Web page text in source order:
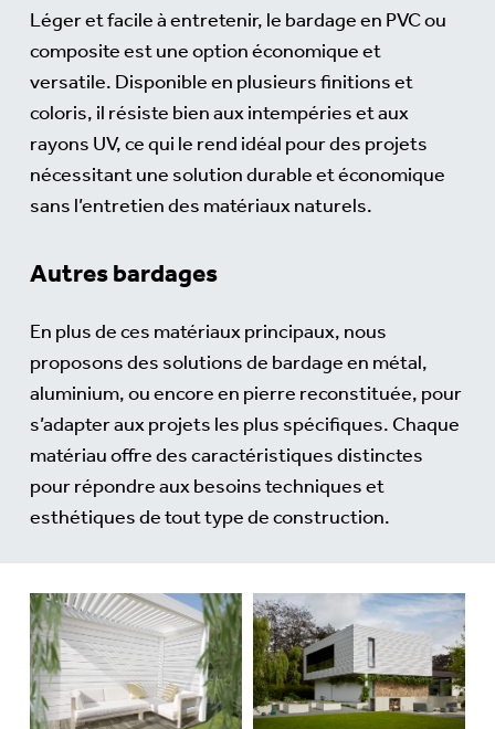
Léger et facile à entretenir, le bardage en PVC ou
composite est une option économique et
versatile. Disponible en plusieurs finitions et
coloris, il résiste bien aux intempéries et aux
rayons UV, ce qui le rend idéal pour des projets
nécessitant une solution durable et économique
sans l’entretien des matériaux naturels.
Autres bardages
En plus de ces matériaux principaux, nous
proposons des solutions de bardage en métal,
aluminium, ou encore en pierre reconstituée, pour
s’adapter aux projets les plus spécifiques. Chaque
matériau offre des caractéristiques distinctes
pour répondre aux besoins techniques et
esthétiques de tout type de construction.